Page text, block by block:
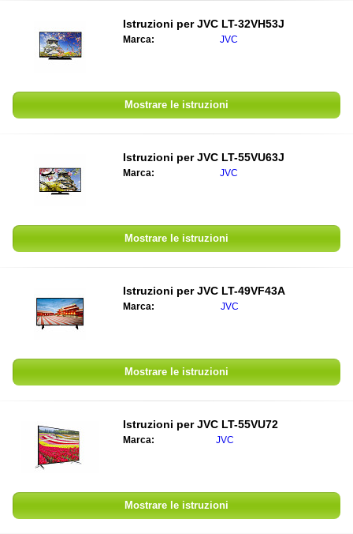
Istruzioni per JVC LT-32VH53J
Marca: JVC
Mostrare le istruzioni
Istruzioni per JVC LT-55VU63J
Marca: JVC
Mostrare le istruzioni
Istruzioni per JVC LT-49VF43A
Marca: JVC
Mostrare le istruzioni
Istruzioni per JVC LT-55VU72
Marca: JVC
Mostrare le istruzioni